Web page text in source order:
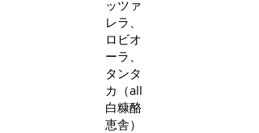
ッツァ
レラ、
ロビオ
ーラ、
タンタ
カ（all
白糠酪
恵舎）